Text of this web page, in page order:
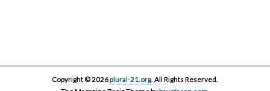
Copyright © 2026plural-21.org. All Rights Reserved.